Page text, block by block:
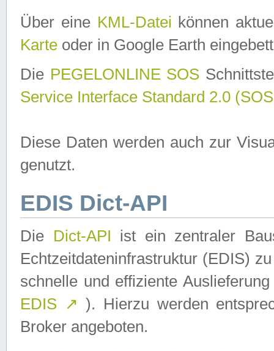
Über eine KML-Datei können
Karte oder in Google Earth
Die PEGELONLINE SOS
Service Interface Standard 2.0
Diese Daten werden auch zur
genutzt.
EDIS Dict-API
Die Dict-API ist ein zentraler
Echtzeitdateninfrastruktur (EDIS)
schnelle und effiziente
EDIS ↗ ). Hierzu werden
Broker angeboten.